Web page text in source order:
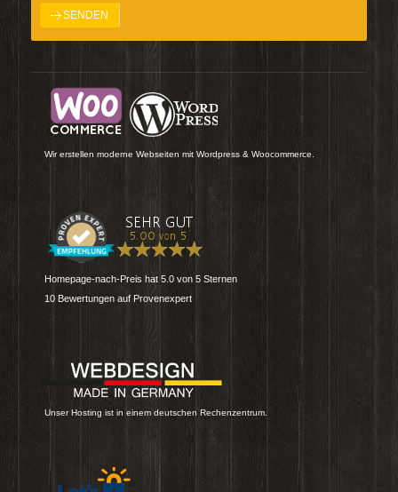
Wir erstellen moderne Webseiten mit Wordpress & Woocommerce.
Homepage-nach-Preis hat 5.0 von 5 Sternen
10 Bewertungen auf Provenexpert
Unser Hosting ist in einem deutschen Rechenzentrum.